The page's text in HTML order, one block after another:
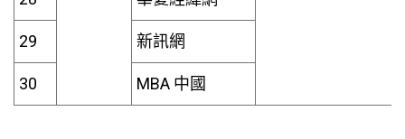
29 新訊網
30 MBA 中國